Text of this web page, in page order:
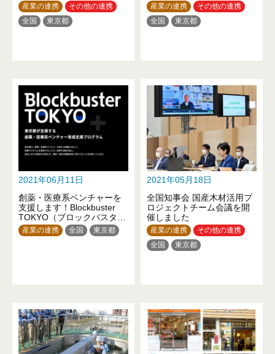
産業の連携
その他の連携
全国
東京都
産業の連携
その他の連携
全国
東京都
2021年06月11日
創薬・医療系ベンチャーを
支援します！Blockbuster
TOKYO（ブロックバスター
トーキョー）
産業の連携 全国 東京都
2021年05月18日
全国知事会 国産木材活用プ
ロジェクトチーム会議を開
催しました
産業の連携
その他の連携
全国
東京都